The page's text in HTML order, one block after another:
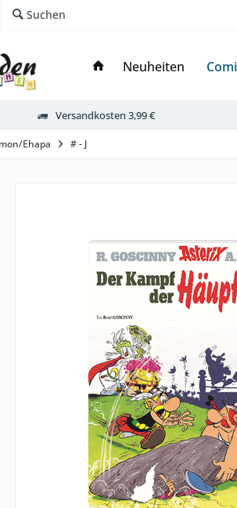
Suchen
Neuheiten
Versandkosten 3,99 €
Ehapa # - J